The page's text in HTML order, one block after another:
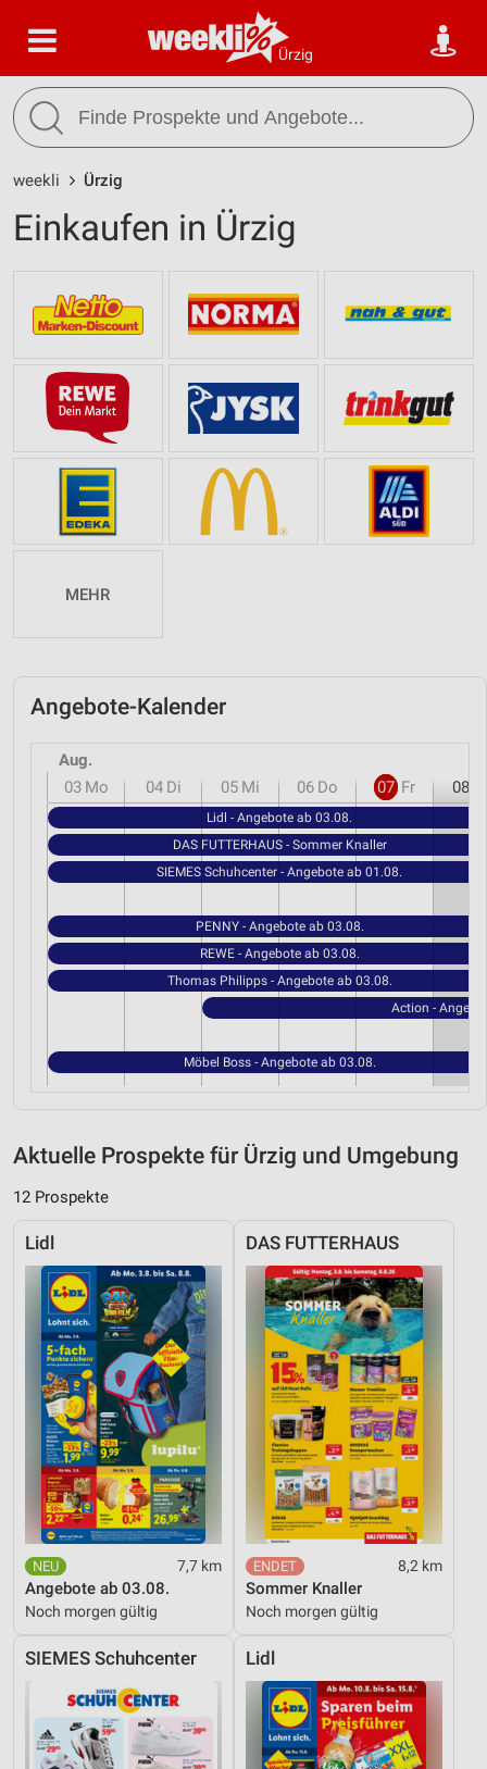
Ürzig
weekli Ürzig
Einkaufen in Ürzig
MEHR
Angebote-Kalender
Aug.
03 Mo 04 Di 05 Mi 06 Do 07 Fr 08
Lidl - Angebote ab 03.08.
DAS FUTTERHAUS - Sommer Knaller
SIEMES Schuhcenter - Angebote ab 01.08.
PENNY - Angebote ab 03.08.
REWE - Angebote ab 03.08.
Thomas Philipps - Angebote ab 03.08.
Action -
Möbel Boss - Angebote ab 03.08.
Aktuelle Prospekte für Ürzig und Umgebung
12 Prospekte
Lidl
7,7 km
Angebote ab 03.08.
Noch morgen gültig
DAS FUTTERHAUS
8,2 km
Sommer Knaller
Noch morgen gültig
SIEMES Schuhcenter Lidl